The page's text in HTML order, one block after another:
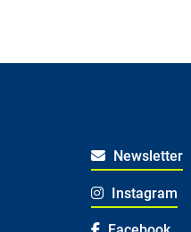
Newsletter
Instagram